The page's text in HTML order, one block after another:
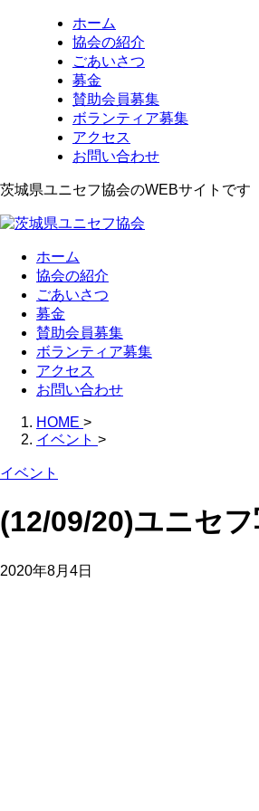
ホーム
協会の紹介
ごあいさつ
募金
賛助会員募集
ボランティア募集
アクセス
お問い合わせ
茨城県ユニセフ協会のWEBサイトです
ホーム
協会の紹介
ごあいさつ
募金
賛助会員募集
ボランティア募集
アクセス
お問い合わせ
HOME >
イベント >
イベント
(12/09/20)ユニセ
2020年8月4日